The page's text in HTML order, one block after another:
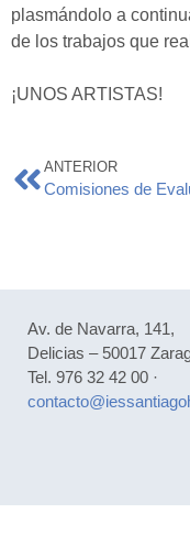
plasmándolo a
de los trabajos que
¡UNOS ARTISTAS!
ANTERIOR
Av. de Navarra, 141,
Delicias – 50017
Tel. 976 32 42 00 ·